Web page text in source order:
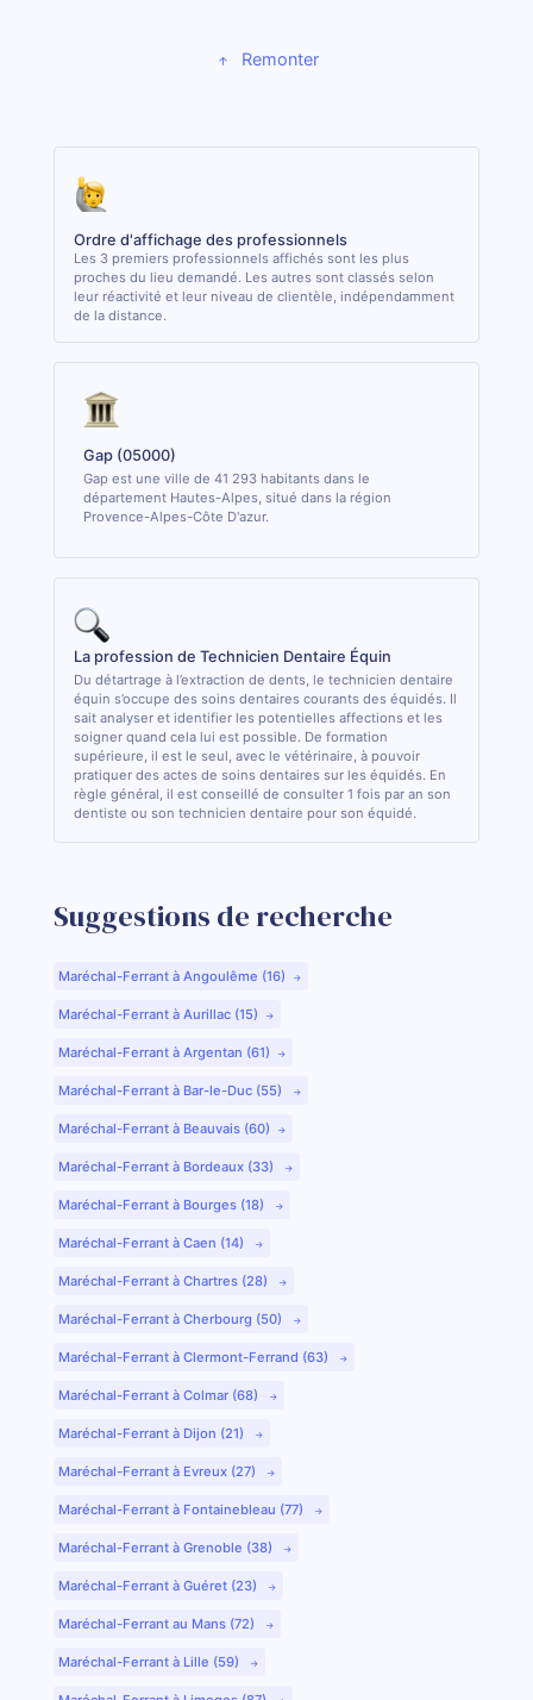
Remonter
Ordre d'affichage des professionnels
Les 3 premiers professionnels affichés sont les plus
proches du lieu demandé. Les autres sont classés selon
leur réactivité et leur niveau de clientèle, indépendamment
de la distance.
Gap (05000)
Gap est une ville de 41 293 habitants dans le
département Hautes-Alpes, situé dans la région
Provence-Alpes-Côte D'azur.
La profession de Technicien Dentaire Équin
Du détartrage à l’extraction de dents, le technicien dentaire
équin s’occupe des soins dentaires courants des équidés. Il
sait analyser et identifier les potentielles affections et les
soigner quand cela lui est possible. De formation
supérieure, il est le seul, avec le vétérinaire, à pouvoir
pratiquer des actes de soins dentaires sur les équidés. En
règle général, il est conseillé de consulter 1 fois par an son
dentiste ou son technicien dentaire pour son équidé.
Suggestions de recherche
Maréchal-Ferrant à Angoulême (16)
Maréchal-Ferrant à Aurillac (15)
Maréchal-Ferrant à Argentan (61)
Maréchal-Ferrant à Bar-le-Duc (55)
Maréchal-Ferrant à Beauvais (60)
Maréchal-Ferrant à Bordeaux (33)
Maréchal-Ferrant à Bourges (18)
Maréchal-Ferrant à Caen (14)
Maréchal-Ferrant à Chartres (28)
Maréchal-Ferrant à Cherbourg (50)
Maréchal-Ferrant à Clermont-Ferrand (63)
Maréchal-Ferrant à Colmar (68)
Maréchal-Ferrant à Dijon (21)
Maréchal-Ferrant à Evreux (27)
Maréchal-Ferrant à Fontainebleau (77)
Maréchal-Ferrant à Grenoble (38)
Maréchal-Ferrant à Guéret (23)
Maréchal-Ferrant au Mans (72)
Maréchal-Ferrant à Lille (59)